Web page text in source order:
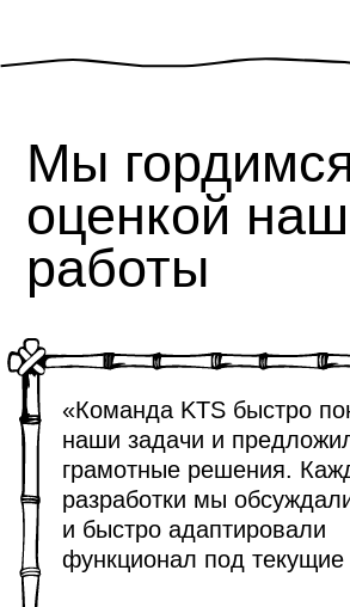
Заказать
разработку
личного кабинета
для агентов
и брокеров